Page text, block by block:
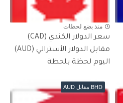
منذ بضع لحظات
سعر الدولار الكندي (CAD)
مقابل الدولار الأسترالي (AUD)
اليوم لحظة بلحظة
BHD مقابل AUD